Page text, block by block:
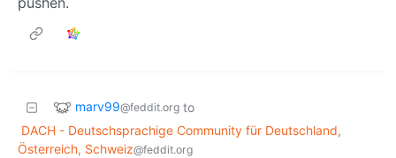
marv99@feddit.org to
DACH - Deutschsprachige Community für Deutschland,
Österreich, Schweiz@feddit.org